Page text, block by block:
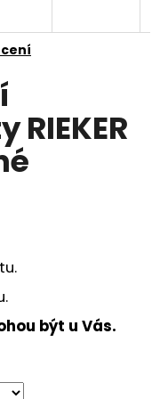
být u Vás.